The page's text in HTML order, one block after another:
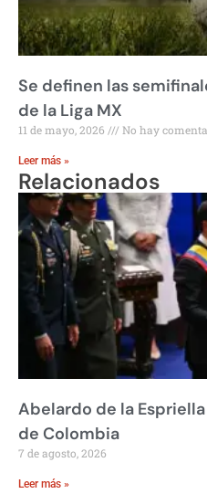
Se definen las
de la Liga MX
11 de mayo, 2026 No hay
Leer más »
Relacionados
Abelardo de la
de Colombia
7 de agosto, 2026
Leer más »